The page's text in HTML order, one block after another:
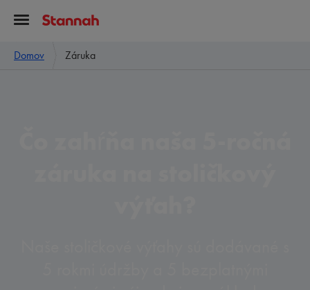
Domov Záruka